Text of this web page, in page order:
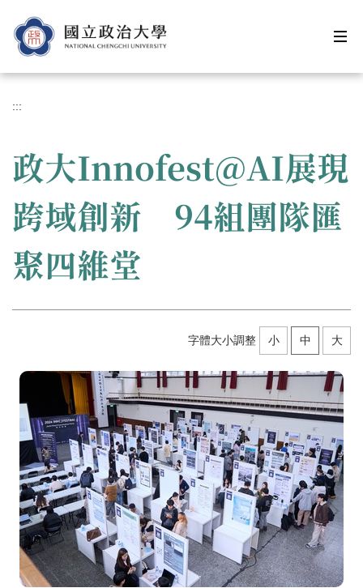
到
主
內
區
:::
政大Innofest@AI展現
跨域創新 94組團隊匯
聚四維堂
字體大小調整 小 中 大